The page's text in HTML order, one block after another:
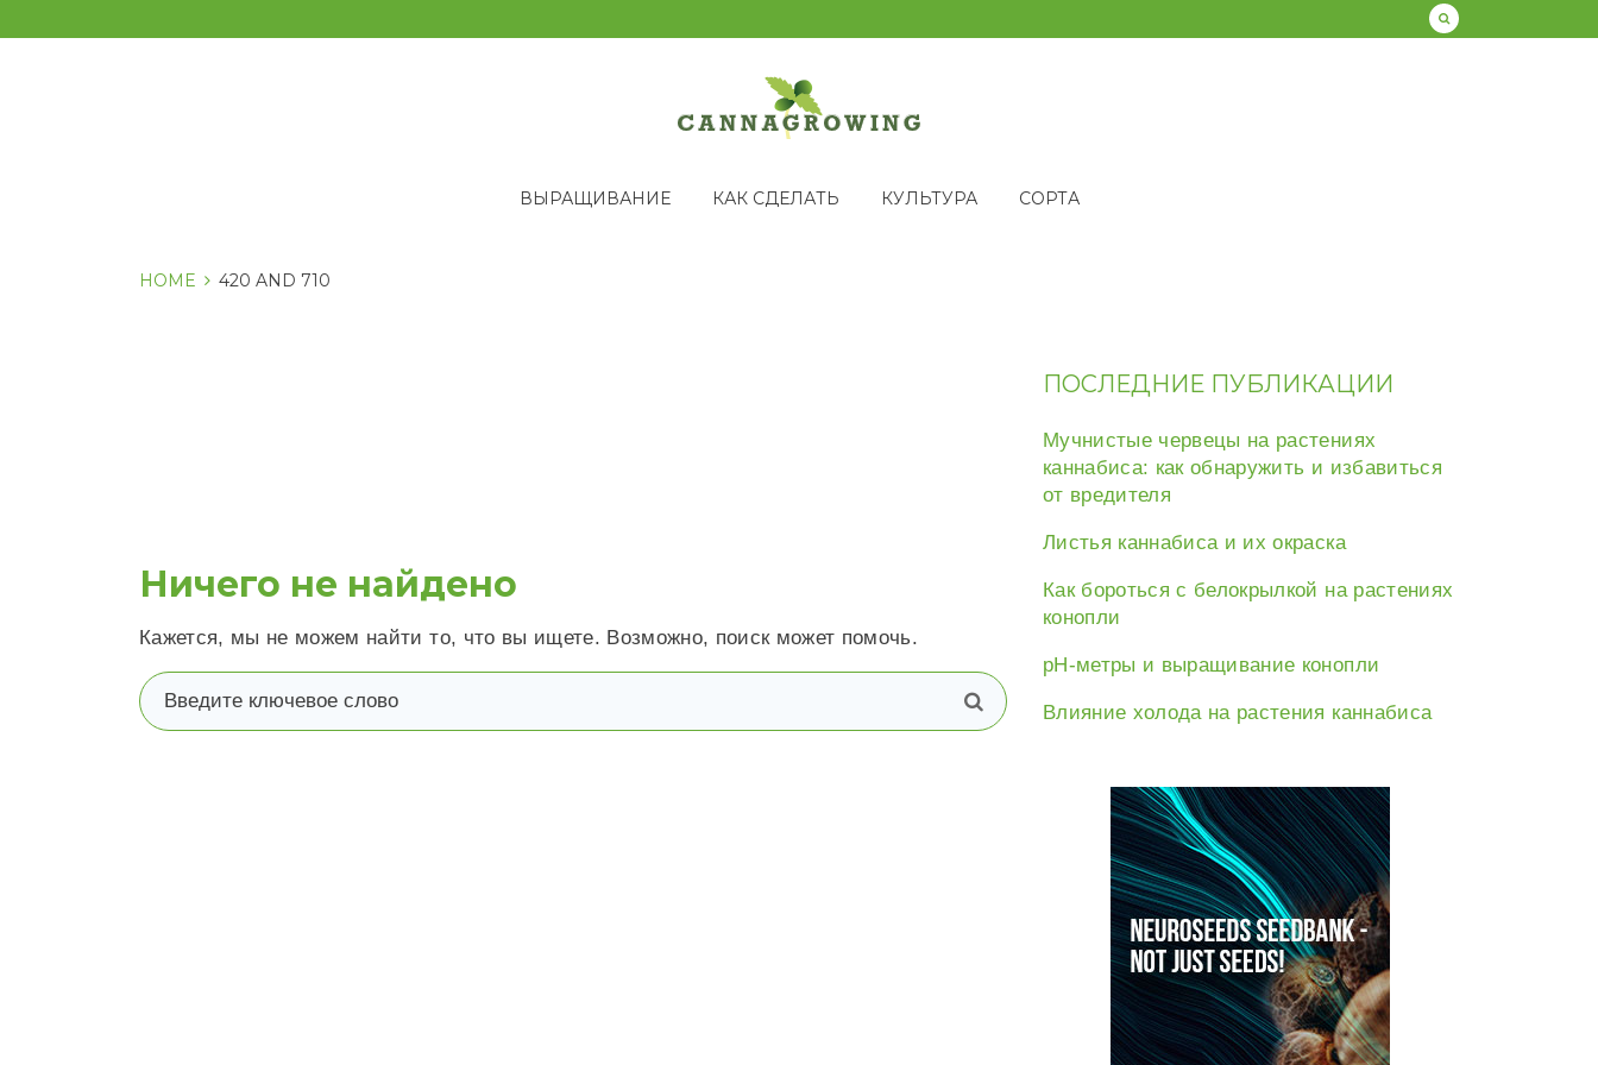
к
ВЫРАЩИВАНИЕ КАК СДЕЛАТЬ КУЛЬТУРА СОРТА
HOME 420 AND 710
Ничего не найдено
Кажется, мы не можем найти то, что вы ищете. Возможно, поиск может помочь.
поиске:
ПОСЛЕДНИЕ ПУБЛИКАЦИИ
Мучнистые червецы на растениях
каннабиса: как обнаружить и избавиться
от вредителя
Листья каннабиса и их окраска
Как бороться с белокрылкой на растениях
конопли
рН-метры и выращивание конопли
Влияние холода на растения каннабиса